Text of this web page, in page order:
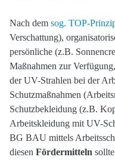
Nach dem sog. TOP-
Verschattung),
persönliche (z.B.
Maßnahmen zur
der UV-Strahlen bei der
Schutzmaßnahmen
Schutzbekleidung (z.B.
Arbeitskleidung mit UV-
BG BAU mittels
diesen Fördermitteln